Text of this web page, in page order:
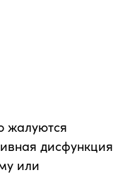
жалуются
дисфункция
или